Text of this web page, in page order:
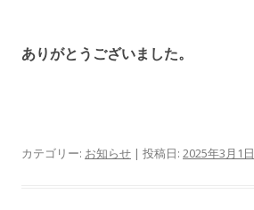
ありがとうございました。
カテゴリー: お知らせ | 投稿日: 2025年3月1日